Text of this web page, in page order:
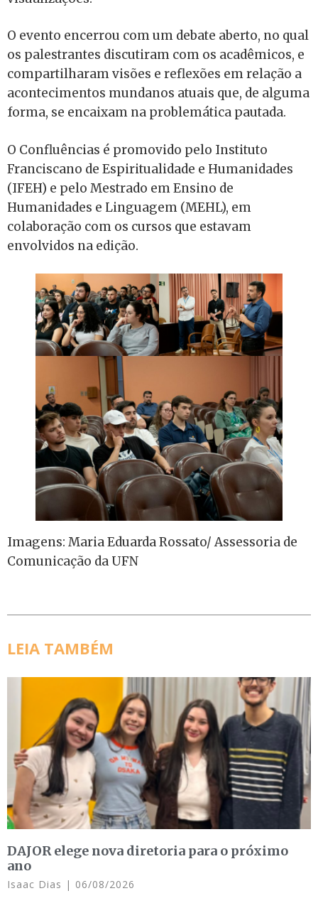
O evento encerrou com um debate aberto, no qual
os palestrantes discutiram com os acadêmicos, e
compartilharam visões e reflexões em relação a
acontecimentos mundanos atuais que, de alguma
forma, se encaixam na problemática pautada.
O Confluências é promovido pelo Instituto
Franciscano de Espiritualidade e Humanidades
(IFEH) e pelo Mestrado em Ensino de
Humanidades e Linguagem (MEHL), em
colaboração com os cursos que estavam
envolvidos na edição.
Imagens: Maria Eduarda Rossato/ Assessoria de
Comunicação da UFN
LEIA TAMBÉM
DAJOR elege nova diretoria para o próximo
ano
Isaac Dias 06/08/2026